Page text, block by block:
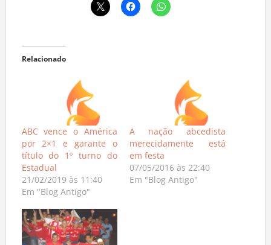
Relacionado
ABC vence o América
por 2×1 e garante o
título do 1º turno do
Estadual
21/02/2019 às 11:40
Em "Blog Antigo"
A nação abcedista
merecidamente está
em festa
07/05/2016 às 22:40
Em "Blog Antigo"